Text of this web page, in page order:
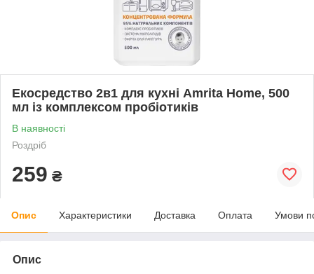
Екосредство 2в1 для кухні Amrita Home, 500
мл із комплексом пробіотиків
В наявності
Роздріб
259 ₴
Опис Характеристики Доставка Оплата Умови
Опис